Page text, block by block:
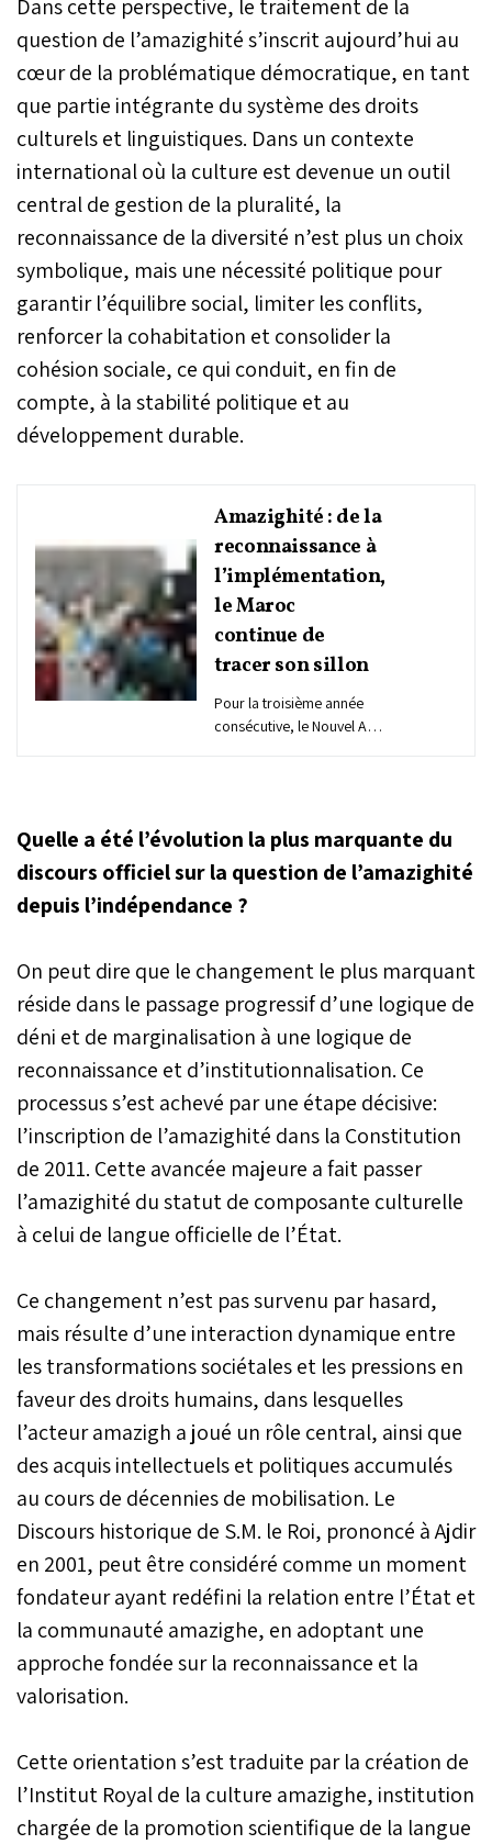
Dans cette perspective, le traitement de la
question de l’amazighité s’inscrit aujourd’hui au
cœur de la problématique démocratique, en tant
que partie intégrante du système des droits
culturels et linguistiques. Dans un contexte
international où la culture est devenue un outil
central de gestion de la pluralité, la
reconnaissance de la diversité n’est plus un choix
symbolique, mais une nécessité politique pour
garantir l’équilibre social, limiter les conflits,
renforcer la cohabitation et consolider la
cohésion sociale, ce qui conduit, en fin de
compte, à la stabilité politique et au
développement durable.
Amazighité : de la
reconnaissance à
l’implémentation,
le Maroc
continue de
tracer son sillon
Pour la troisième année
consécutive, le Nouvel An
traduit la volonté de l’État
de réhabiliter et consacrer
dans les faits l’amazighité
en tant que composante
Royal d’Ajdir à la création
de l’IRCAM, en passant
par la
constitutionnalisation en
2011 de la diversité
culturelle et linguistique du
Royaume, la marche
résolue du Maroc vers une
société pluraliste et
ouverte se poursuit avec
constance et
détermination. Mais cette
équilibres sociaux et
culturels du pays? La
composante amazighe
dans l’espace public, les
écoles, les administrations
répond-elle aux
aspirations d’une large
frange de la population
marocaine ? Pour
beaucoup de militants et
de chercheurs, le chemin
considérable, mais les
acquis doivent être
consolidés. Une chose est
cependant sûre :
comme un dossier
transversal qui concerne
l’ensemble des secteurs.
Quelle a été l’évolution la plus marquante du
discours officiel sur la question de l’amazighité
depuis l’indépendance ?
On peut dire que le changement le plus marquant
réside dans le passage progressif d’une logique de
déni et de marginalisation à une logique de
reconnaissance et d’institutionnalisation. Ce
processus s’est achevé par une étape décisive:
l’inscription de l’amazighité dans la Constitution
de 2011. Cette avancée majeure a fait passer
l’amazighité du statut de composante culturelle
à celui de langue officielle de l’État.
Ce changement n’est pas survenu par hasard,
mais résulte d’une interaction dynamique entre
les transformations sociétales et les pressions en
faveur des droits humains, dans lesquelles
l’acteur amazigh a joué un rôle central, ainsi que
des acquis intellectuels et politiques accumulés
au cours de décennies de mobilisation. Le
Discours historique de S.M. le Roi, prononcé à Ajdir
en 2001, peut être considéré comme un moment
fondateur ayant redéfini la relation entre l’État et
la communauté amazighe, en adoptant une
approche fondée sur la reconnaissance et la
valorisation.
Cette orientation s’est traduite par la création de
l’Institut Royal de la culture amazighe, institution
chargée de la promotion scientifique de la langue